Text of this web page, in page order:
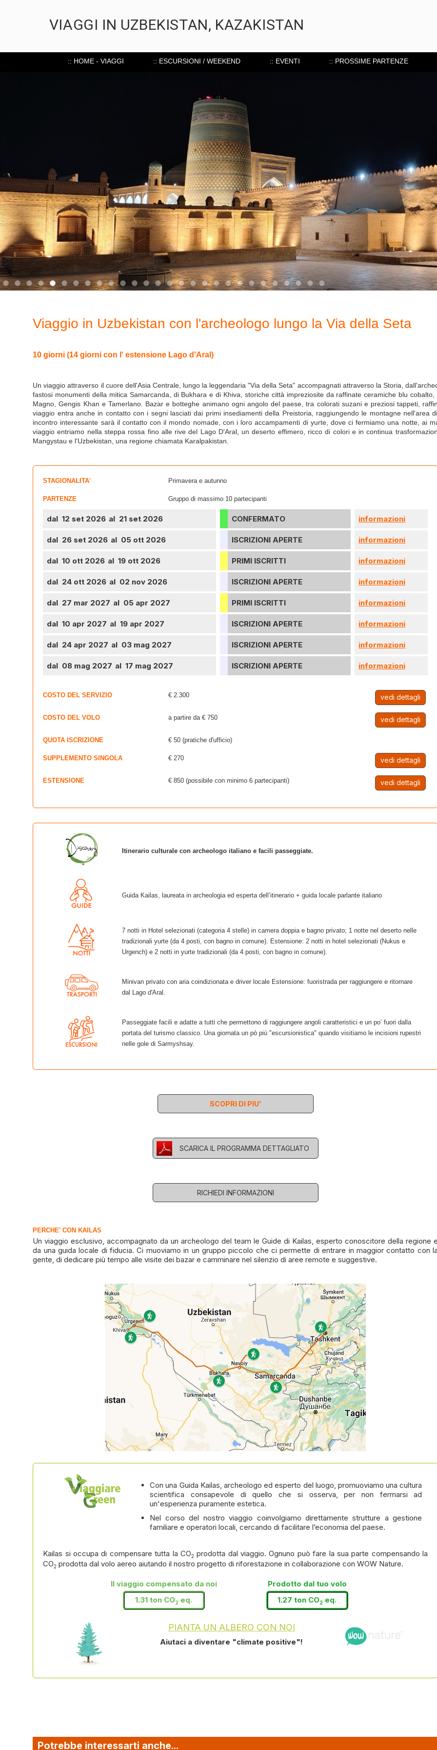
VIAGGI IN UZBEKISTAN, KAZAKISTAN
:: HOME - VIAGGI :: ESCURSIONI / WEEKEND :: EVENTI :: PROSSIME PARTENZE
Viaggio in Uzbekistan con l'archeologo lungo la Via della Seta
10 giorni (14 giorni con l' estensione Lago d'Aral)
Un viaggio attraverso il cuore dell'Asia Centrale, lungo la leggendaria "Via della Seta" accompagnati attraverso la Storia,
fastosi monumenti della mitica Samarcanda, di Bukhara e di Khiva, storiche città impreziosite da raffinate ceramiche blu
Magno, Gengis Khan e Tamerlano. Bazar e botteghe animano ogni angolo del paese, tra colorati suzani e preziosi tappeti,
viaggio entra anche in contatto con i segni lasciati dai primi insediamenti della Preistoria, raggiungendo le montagne nell'area
incontro interessante sarà il contatto con il mondo nomade, con i loro accampamenti di yurte, dove ci fermiamo una notte, ai
viaggio entriamo nella steppa rossa fino alle rive del Lago D'Aral, un deserto effimero, ricco di colori e in continua
Mangystau e l'Uzbekistan, una regione chiamata Karalpakistan.
STAGIONALITA' Primavera e autunno
PARTENZE Gruppo di massimo 10 partecipanti
dal 12 set 2026 al 21 set 2026 CONFERMATO informazioni
dal 26 set 2026 al 05 ott 2026 ISCRIZIONI APERTE informazioni
dal 10 ott 2026 al 19 ott 2026 PRIMI ISCRITTI informazioni
dal 24 ott 2026 al 02 nov 2026 ISCRIZIONI APERTE informazioni
dal 27 mar 2027 al 05 apr 2027 PRIMI ISCRITTI informazioni
dal 10 apr 2027 al 19 apr 2027 ISCRIZIONI APERTE informazioni
dal 24 apr 2027 al 03 mag 2027 ISCRIZIONI APERTE informazioni
dal 08 mag 2027 al 17 mag 2027 ISCRIZIONI APERTE informazioni
COSTO DEL SERVIZIO € 2.300 vedi dettagli
COSTO DEL VOLO a partire da € 750 vedi dettagli
QUOTA ISCRIZIONE € 50 (pratiche d'ufficio)
SUPPLEMENTO SINGOLA € 270 vedi dettagli
ESTENSIONE € 850 (possibile con minimo 6 partecipanti) vedi dettagli
Itinerario culturale con archeologo italiano e facili passeggiate.
Guida Kailas, laureata in archeologia ed esperta dell’itinerario + guida locale parlante italiano
7 notti in Hotel selezionati (categoria 4 stelle) in camera doppia e bagno privato; 1 notte nel deserto nelle
tradizionali yurte (da 4 posti, con bagno in comune). Estensione: 2 notti in hotel selezionati (Nukus e
Urgench) e 2 notti in yurte tradizionali (da 4 posti, con bagno in comune).
Minivan privato con aria coindizionata e driver locale Estensione: fuoristrada per raggiungere e ritornare
dal Lago d'Aral.
Passeggiate facili e adatte a tutti che permettono di raggiungere angoli caratteristici e un po’ fuori dalla
portata del turismo classico. Una giornata un pò più "escursionistica" quando visitiamo le incisioni rupestri
nelle gole di Sarmyshsay.
SCOPRI DI PIU'
SCARICA IL PROGRAMMA DETTAGLIATO
RICHIEDI INFORMAZIONI
PERCHE' CON KAILAS
Un viaggio esclusivo, accompagnato da un archeologo del team le Guide di Kailas, esperto conoscitore della regione
da una guida locale di fiducia. Ci muoviamo in un gruppo piccolo che ci permette di entrare in maggior contatto con
gente, di dedicare più tempo alle visite dei bazar e camminare nel silenzio di aree remote e suggestive.
Con una Guida Kailas, archeologo ed esperto del luogo, promuoviamo una cultura
scientifica consapevole di quello che si osserva, per non fermarsi ad
un'esperienza puramente estetica.
Nel corso del nostro viaggio coinvolgiamo direttamente strutture a gestione
familiare e operatori locali, cercando di facilitare l’economia del paese.
Kailas si occupa di compensare tutta la CO2 prodotta dal viaggio. Ognuno può fare la sua parte compensando la
CO2 prodotta dal volo aereo aiutando il nostro progetto di riforestazione in collaborazione con WOW Nature.
Il viaggio compensato da noi
1.31 ton CO2 eq.
Prodotto dal tuo volo
1.27 ton CO2 eq.
PIANTA UN ALBERO CON NOI
Aiutaci a diventare "climate positive"!
Potrebbe interessarti anche...